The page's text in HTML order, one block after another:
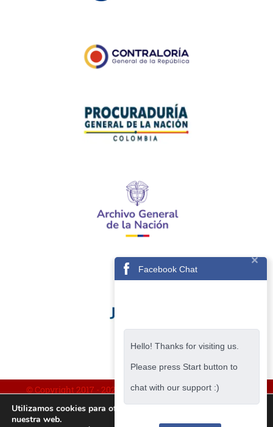
© Copyright 2017 - 2026 | IMPLEMENTADO POR AVISA
Facebook Chat
Hello! Thanks for visiting us.
Please press Start button to
chat with our support :)
Utilizamos cookies para ofrecerte la mejor experiencia en
nuestra web.